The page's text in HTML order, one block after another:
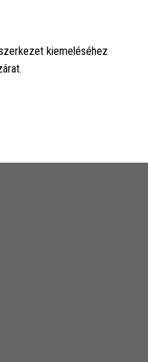
kiemeléséhez